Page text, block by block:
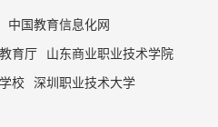
中国教育信息化网
育厅 山东商业职业技术学院
校 深圳职业技术大学